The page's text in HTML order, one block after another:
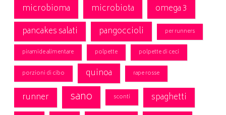
microbioma
microbiota
omega 3
pancakes salati
pangoccioli per runners
piramide alimentare polpette polpette di ceci
porzioni di cibo quinoa rape rosse
runner sano sconti spaghetti